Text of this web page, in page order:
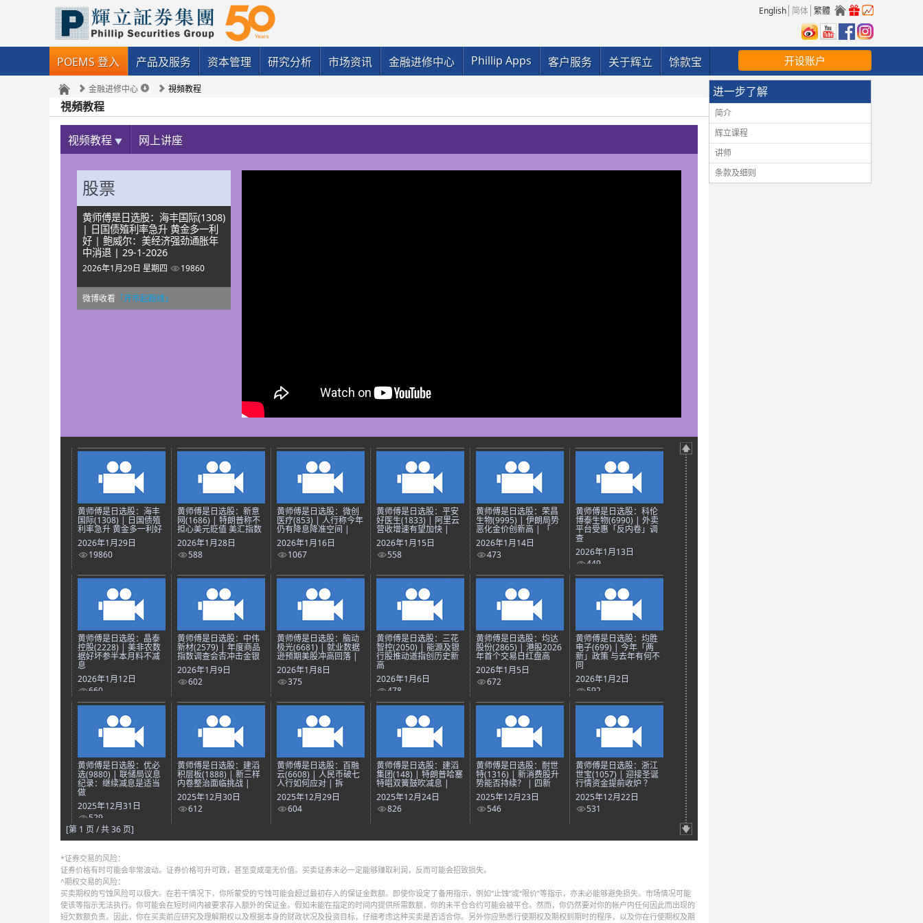
English 简体 繁體
POEMS 登入 产品及服务 资本管理 研究分析 市场资讯 金融进修中心 Phillip Apps 客户服务 关于辉立 馀款宝 开设账户
金融进修中心 視頻教程
視頻教程
视频教程 网上讲座
股票
黄师傅是日选股：海丰国际(1308)
| 日国债殖利率急升 黄金多一利
好 | 鲍威尔：美经济强劲通胀年
中消退 | 29-1-2026
2026年1月29日 星期四 19860
微博收看 「开市起跑线」
黄师傅是日选股：海丰
国际(1308) | 日国债殖
利率急升 黄金多一利好
2026年1月29日
19860
黄师傅是日选股：新意
网(1686) | 特朗普称不
担心美元贬值 美汇指数
2026年1月28日
588
黄师傅是日选股：微创
医疗(853) | 人行称今年
仍有降息降准空间 |
2026年1月16日
1067
黄师傅是日选股：平安
好医生(1833) | 阿里云
营收增速有望加快 |
2026年1月15日
558
黄师傅是日选股：荣昌
生物(9995) | 伊朗局势
恶化金价创新高 | 「
2026年1月14日
473
黄师傅是日选股：科伦
博泰生物(6990) | 外卖
平台受惠「反内卷」调
查
2026年1月13日
449
黄师傅是日选股：晶泰
控股(2228) | 美非农数
据好坏参半本月料不减
息
2026年1月12日
660
黄师傅是日选股：中伟
新材(2579) | 年度商品
指数调查会否冲击金银
2026年1月9日
602
黄师傅是日选股：脑动
极光(6681) | 就业数据
逊预期美股冲高回落 |
2026年1月8日
375
黄师傅是日选股：三花
智控(2050) | 能源及银
行股推动道指创历史新
高
2026年1月6日
478
黄师傅是日选股：均达
股份(2865) | 港股2026
年首个交易日红盘高
2026年1月5日
672
黄师傅是日选股：均胜
电子(699) | 今年「两
新」政策 与去年有何不
同
2026年1月2日
592
黄师傅是日选股：优必
选(9880) | 联储局议息
纪录：继续减息是适当
做
2025年12月31日
529
黄师傅是日选股：建滔
积层板(1888) | 新三样
内卷整治面临挑战 |
2025年12月30日
612
黄师傅是日选股：百融
云(6608) | 人民币破七
人行如何应对 | 拆
2025年12月29日
604
黄师傅是日选股：建滔
集团(148) | 特朗普哈塞
特唱双簧鼓吹减息 |
2025年12月24日
826
黄师傅是日选股：耐世
特(1316) | 新消费股升
势能否持续？ | 四新
2025年12月23日
546
黄师傅是日选股：浙江
世宝(1057) | 迎接圣诞
行情资金提前收炉 ？
2025年12月22日
531
[第 1 页 / 共 36 页]
*证券交易的风险：
证券价格有时可能会非常波动。证券价格可升可跌，甚至变成毫无价值。买卖证券未必一定能够赚取利润，反而可能会招致损失。
^期权交易的风险：
买卖期权的亏蚀风险可以极大。在若干情况下，你所蒙受的亏蚀可能会超过最初存入的保证金数额。即使你设定了备用指示，例如“止蚀”或“限价”等指示，亦未必能够避免损失。市场情况可能
使该等指示无法执行。你可能会在短时间内被要求存入额外的保证金。假如未能在指定的时间内提供所需数额，你的未平仓合约可能会被平仓。然而，你仍然要对你的帐户内任何因此而出现的
短欠数额负责。因此，你在买卖前应研究及理解期权以及根据本身的财政状况及投资目标，仔细考虑这种买卖是否适合你。另外你应熟悉行使期权及期权到期时的程序，以及你在行使期权及期
进一步了解
简介
辉立课程
讲师
条款及细则